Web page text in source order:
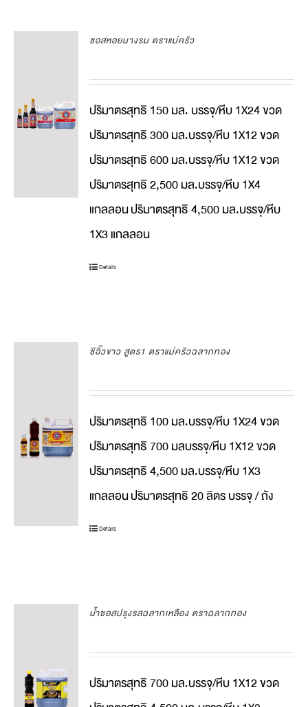
ซอสหอยนางรม ตราแม่ครัว
ปริมาตรสุทธิ 150 มล. บรรจุ/หีบ 1X24 ขวด
ปริมาตรสุทธิ 300 มล.บรรจุ/หีบ 1X12 ขวด
ปริมาตรสุทธิ 600 มล.บรรจุ/หีบ 1X12 ขวด
ปริมาตรสุทธิ 2,500 มล.บรรจุ/หีบ 1X4
แกลลอนปริมาตรสุทธิ 4,500 มล.บรรจุ/หีบ
1X3 แกลลอน
Details
ซีอิ๊วขาว สูตร1 ตราแม่ครัวฉลากทอง
ปริมาตรสุทธิ 100 มล.บรรจุ/หีบ 1X24 ขวด
ปริมาตรสุทธิ 700 มลบรรจุ/หีบ 1X12 ขวด
ปริมาตรสุทธิ 4,500 มล.บรรจุ/หีบ 1X3
แกลลอนปริมาตรสุทธิ 20 ลิตร บรรจุ / ถัง
Details
น้ำซอสปรุงรสฉลากเหลือง ตราฉลากทอง
ปริมาตรสุทธิ 700 มล.บรรจุ/หีบ 1X12 ขวด